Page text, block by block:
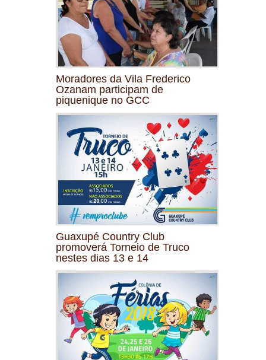
Moradores da Vila Frederico
Ozanam participam de
piquenique no GCC
Guaxupé Country Club
promoverá Torneio de Truco
nestes dias 13 e 14